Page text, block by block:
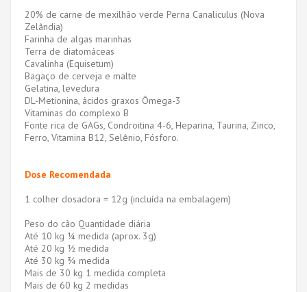
20% de carne de mexilhão verde Perna Canaliculus (Nova
Zelândia)
Farinha de algas marinhas
Terra de diatomáceas
Cavalinha (Equisetum)
Bagaço de cerveja e malte
Gelatina, levedura
DL-Metionina, ácidos graxos Ômega-3
Vitaminas do complexo B
Fonte rica de GAGs, Condroitina 4-6, Heparina, Taurina, Zinco,
Ferro, Vitamina B12, Selênio, Fósforo.
Dose Recomendada
1 colher dosadora = 12g (incluída na embalagem)
Peso do cão Quantidade diária
Até 10 kg ¼ medida (aprox. 3g)
Até 20 kg ½ medida
Até 30 kg ¾ medida
Mais de 30 kg 1 medida completa
Mais de 60 kg 2 medidas